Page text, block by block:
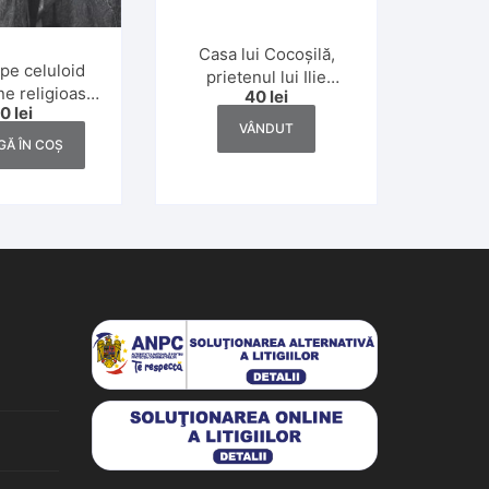
celuloid
religioasă
Dej,
1930
lei
ÎN COȘ
Casa lui Cocoșilă,
prietenul lui Ilie
Moromete 1986
Siliștea-Gumești
40 lei
VÂNDUT